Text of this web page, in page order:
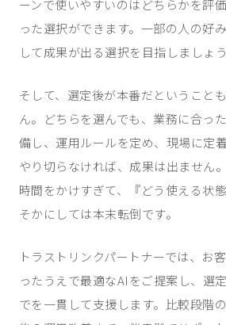
ーンで使いやすいのはどちらかを評
った選択ができます。一部の人の好
して成果が出る選択を目指しましょう
そして、選定後が本番だということ
ん。どちらを選んでも、業務に合っ
備し、運用ルールを定め、現場に定
やり切らなければ、成果は出ません
時間をかけすぎて、『どう使える状
そかにしては本末転倒です。
トラストリンクパートナーでは、お
ったうえで最適なAIをご提案し、選
でを一貫して支援します。比較段階